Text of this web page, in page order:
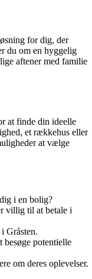
for dig, der
du om en hyggelig
aftener med familie
at finde din ideelle
et rækkehus eller
at vælge
i en bolig?
villig til at betale i
Gråsten.
potentielle
om deres oplevelser.